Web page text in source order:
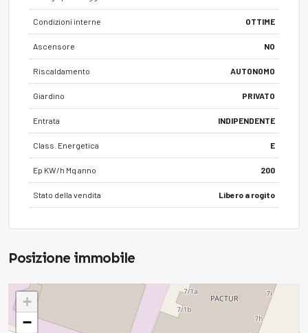
Posizione immobile
+
−
Condizioni interne OTTIME
Ascensore NO
Riscaldamento AUTONOMO
Giardino PRIVATO
Entrata INDIPENDENTE
Class. Energetica E
Ep KW/h Mq anno 200
Stato della vendita Libero a rogito